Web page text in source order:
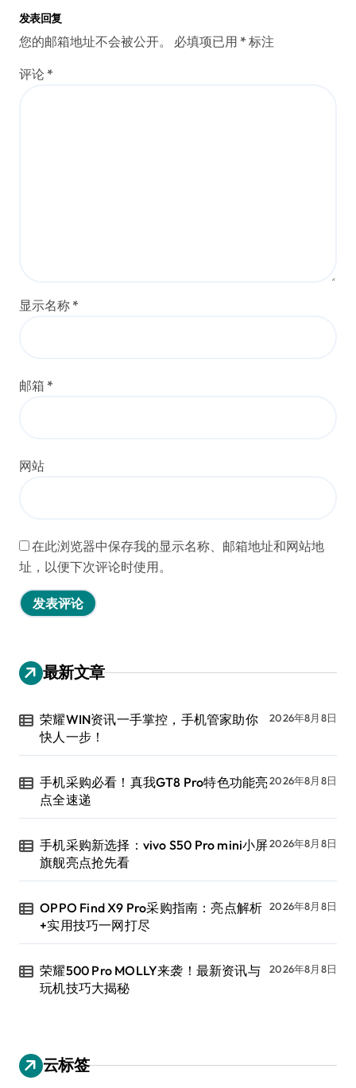
发表回复
您的邮箱地址不会被公开。 必填项已用 * 标注
评论 *
显示名称 *
邮箱 *
网站
在此浏览器中保存我的显示名称、邮箱地址和网站地
址，以便下次评论时使用。
最新文章
荣耀WIN资讯一手掌控，手机管家助你
快人一步！
2026年8月8日
手机采购必看！真我GT8 Pro特色功能亮
点全速递
2026年8月8日
手机采购新选择：vivo S50 Pro mini小屏
旗舰亮点抢先看
2026年8月8日
OPPO Find X9 Pro采购指南：亮点解析
+实用技巧一网打尽
2026年8月8日
荣耀500 Pro MOLLY来袭！最新资讯与
玩机技巧大揭秘
2026年8月8日
云标签